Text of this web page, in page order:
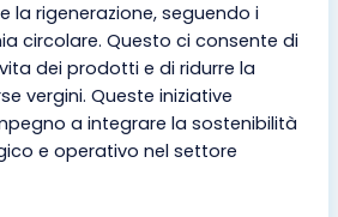
la rigenerazione, seguendo i
circolare. Questo ci consente di
dei prodotti e di ridurre la
vergini. Queste iniziative
a integrare la sostenibilità
e operativo nel settore